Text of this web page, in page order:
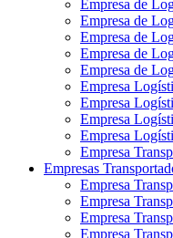
Empresa de
Empresa de
Empresa de
Empresa de
Empresa de
Empresa
Empresa
Empresa
Empresa
Empresa
Empresas
Empresa
Empresa
Empresa
Empresa